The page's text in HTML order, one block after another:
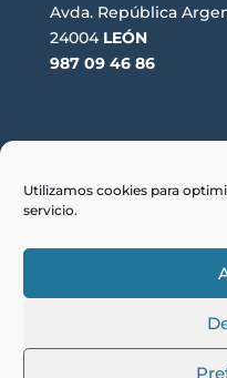
Utilizamos cookies para
servicio.
Avda. República
24004 LEÓN
987 09 46 86